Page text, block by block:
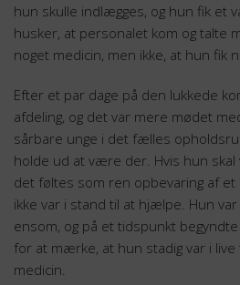
hun skulle indlægges, og hun fik et
husker, at personalet kom og talte
noget medicin, men ikke, at hun fik
Efter et par dage på den lukkede
afdeling, og det var mere mødet
sårbare unge i det fælles
holde ud at være der. Hvis hun
det føltes som ren opbevaring af et
ikke var i stand til at hjælpe. Hun
ensom, og på et tidspunkt
for at mærke, at hun stadig var i
medicin.